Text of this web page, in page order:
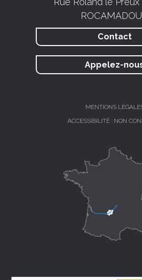
Contact
Appelez-
MENTIONS
ACCESSIBILITÉ : NON